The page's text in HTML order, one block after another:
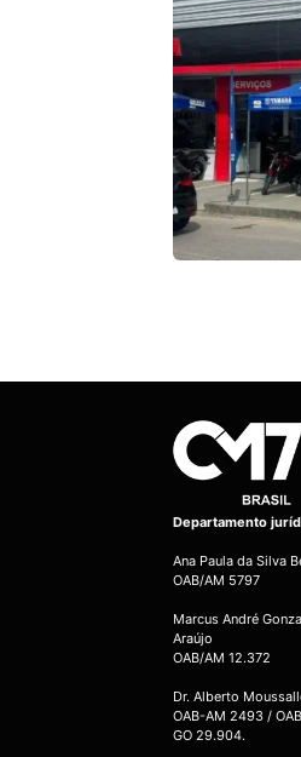
Departamento
Ana Paula da Silva
OAB/AM 5797
Marcus André
Araújo
OAB/AM 12.372
Dr. Alberto
OAB-AM 2493 /
GO 29.904.